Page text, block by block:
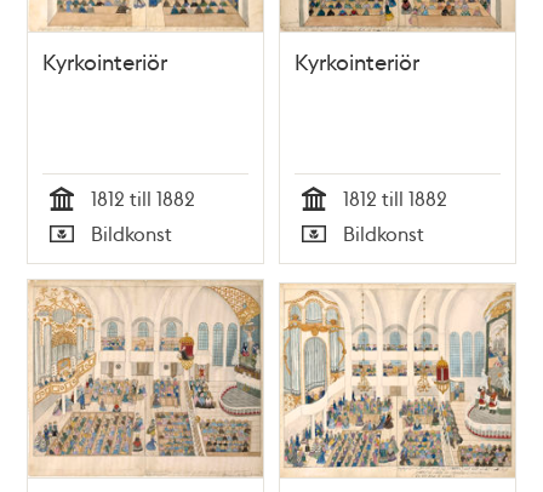
Kyrkointeriör
Tid
1812 till 1882
Typ
Bildkonst
Kyrkointeriör
Tid
1812 till 1882
Typ
Bildkonst